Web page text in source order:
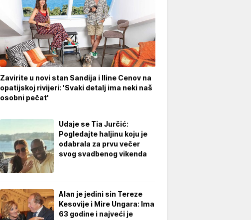
Zavirite u novi stan Sandija i Iline Cenov na
opatijskoj rivijeri: 'Svaki detalj ima neki naš
osobni pečat'
Udaje se Tia Jurčić:
Pogledajte haljinu koju je
odabrala za prvu večer
svog svadbenog vikenda
Alan je jedini sin Tereze
Kesovije i Mire Ungara: Ima
63 godine i najveći je